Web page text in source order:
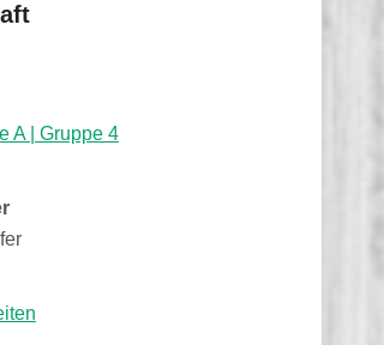
A | Gruppe 4